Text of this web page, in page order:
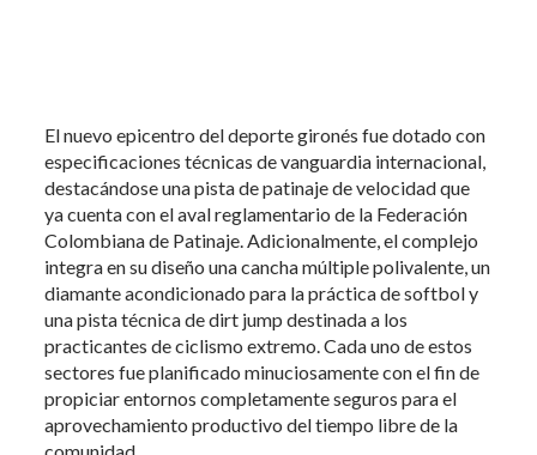
El nuevo epicentro del deporte gironés fue dotado con
especificaciones técnicas de vanguardia internacional,
destacándose una pista de patinaje de velocidad que
ya cuenta con el aval reglamentario de la Federación
Colombiana de Patinaje. Adicionalmente, el complejo
integra en su diseño una cancha múltiple polivalente, un
diamante acondicionado para la práctica de softbol y
una pista técnica de dirt jump destinada a los
practicantes de ciclismo extremo. Cada uno de estos
sectores fue planificado minuciosamente con el fin de
propiciar entornos completamente seguros para el
aprovechamiento productivo del tiempo libre de la